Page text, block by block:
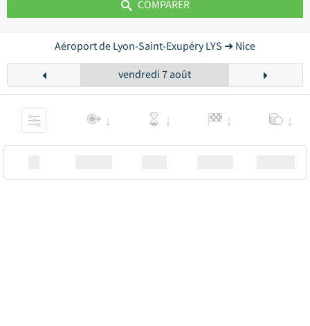
COMPARER
Aéroport de Lyon-Saint-Exupéry LYS ➜ Nice
vendredi 7 août